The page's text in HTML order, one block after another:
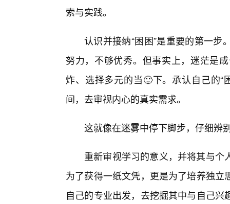
索与实践。
认识并接纳“困困”是重要的第一
努力，不够优秀。但事实上，迷茫是
炸、选择多元的当🙂下。承认自己的
间，去审视内心的真实需求。
这就像在迷雾中停下脚步，仔细辨
重新审视学习的意义，并将其与
为了获得一纸文凭，更是为了培养独
自己的专业出发，去挖掘其中与自己